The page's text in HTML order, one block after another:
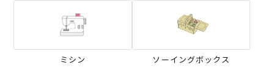
ミシン ソーイングボックス